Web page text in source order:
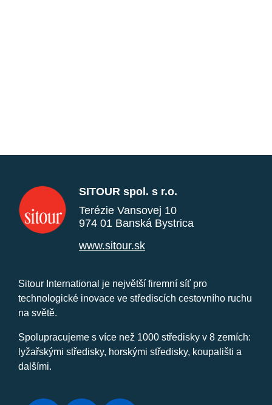
SITOUR spol. s r.o.
Terézie Vansovej 10
974 01 Banská Bystrica
www.sitour.sk
Sitour International je největší firemní síť pro
technologické inovace ve střediscích cestovního ruchu
na světě.
Spolupracujeme s více než 1000 středisky v 8 zemích:
lyžařskými středisky, horskými středisky, koupališti a
dalšími.